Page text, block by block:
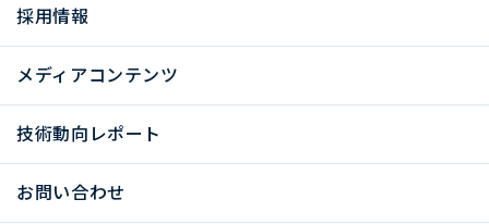
採用情報
メディアコンテンツ
技術動向レポート
お問い合わせ